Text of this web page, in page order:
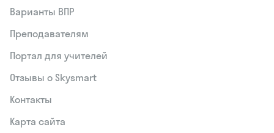
Варианты ВПР
Преподавателям
Портал для учителей
Отзывы о Skysmart
Контакты
Карта сайта